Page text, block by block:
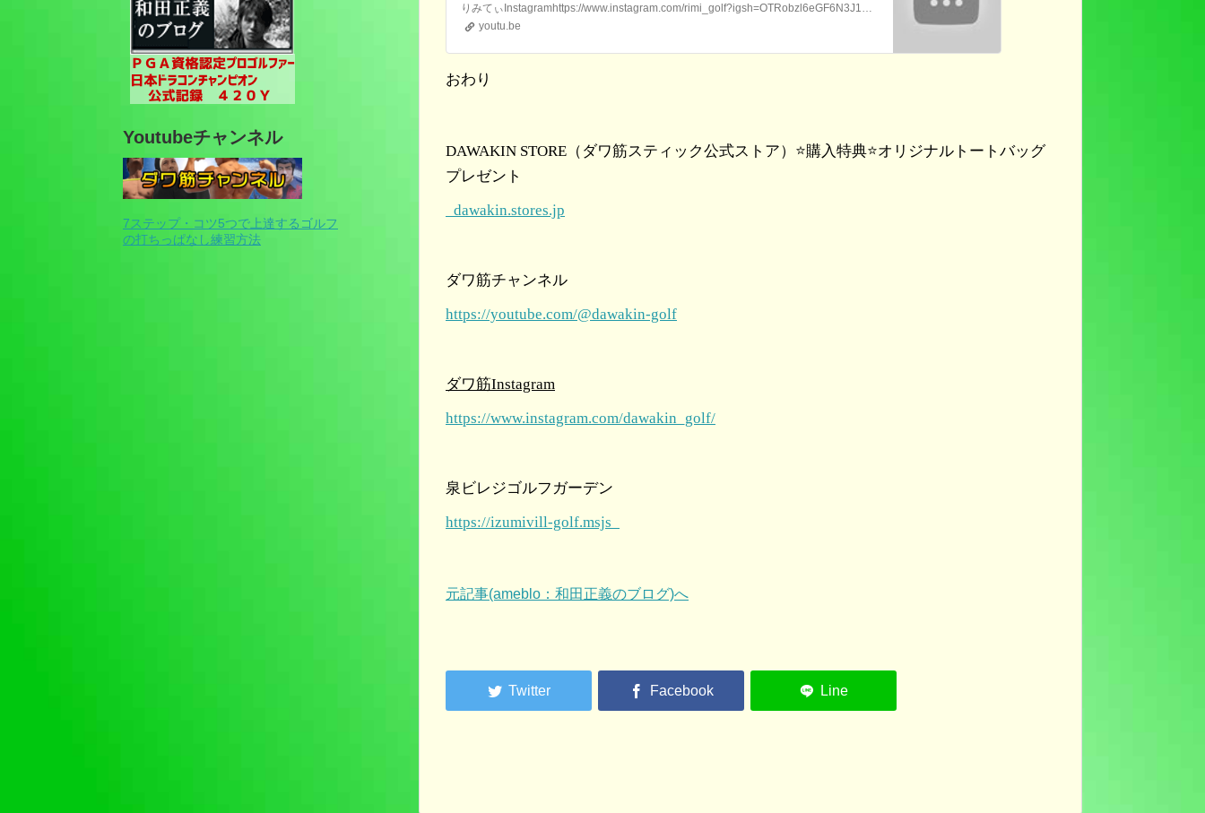
youtu.be
おわり
DAWAKIN STORE （ダワ筋スティック公式ストア） ⭐️購入特典⭐️オリジナルトートバッグ
プレゼント
dawakin.stores.jp
ダワ筋チャンネル
https://youtube.com/@dawakin-golf
ダワ筋Instagram
https://www.instagram.com/dawakin_golf/
泉ビレジゴルフガーデン
https://izumivill-golf.msjs
元記事(ameblo：和田正義のブログ)へ
Youtubeチャンネル
7ステップ・コツ5つで上達するゴルフ
の打ちっぱなし練習方法